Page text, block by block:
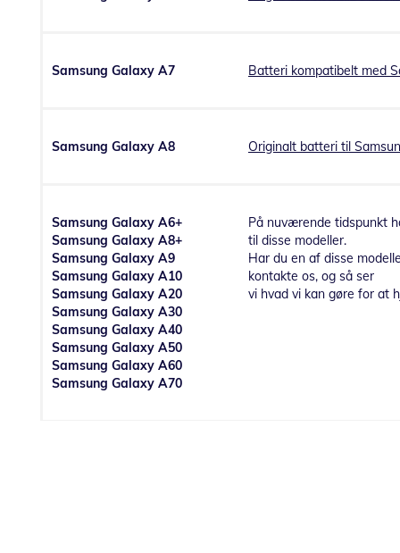
Samsung Galaxy A7 Batteri kompatibelt med
Samsung Galaxy A8 Originalt batteri til
Samsung Galaxy A6+
Samsung Galaxy A8+
Samsung Galaxy A9
Samsung Galaxy A10
Samsung Galaxy A20
Samsung Galaxy A30
Samsung Galaxy A40
Samsung Galaxy A50
Samsung Galaxy A60
Samsung Galaxy A70
På nuværende tidspunkt
til disse modeller.
Har du en af disse
kontakte os, og så ser
vi hvad vi kan gøre for at